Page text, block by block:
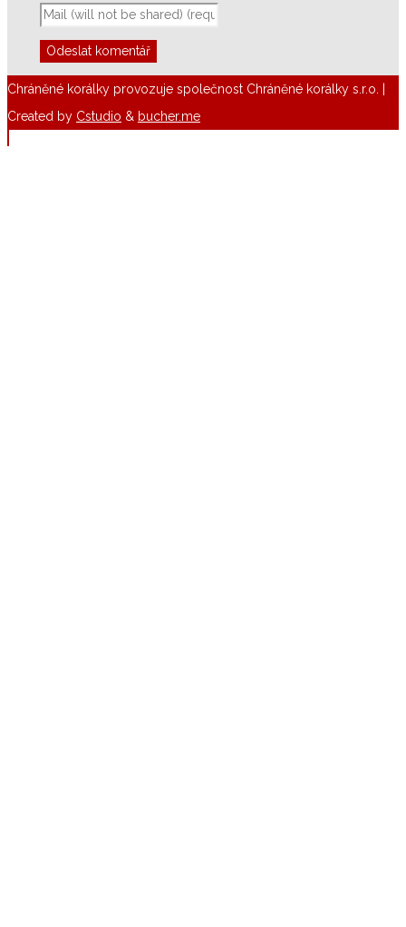
Chráněné korálky provozuje společnost Chráněné korálky s.r.o. |
Created by Cstudio & bucher.me